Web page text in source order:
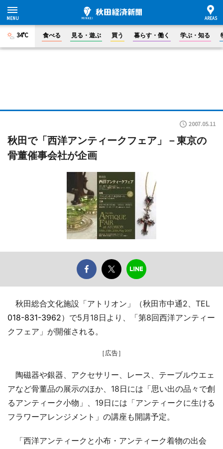
34°C 食べる 見る・遊ぶ 買う 暮らす・働く 学ぶ・知る
2007.05.11
秋田で「西洋アンティークフェア」－東京の
骨董催事会社が企画
秋田総合文化施設「アトリオン」（秋田市中通2、TEL
018-831-3962）で5月18日より、「第8回西洋アンティー
クフェア」が開催される。
［広告］
陶磁器や銀器、アクセサリー、レース、テーブルウエェ
アなど骨董品の展示のほか、18日には「思い出の品々で創
るアンティーク小物」、19日には「アンティークに生ける
フラワーアレンジメント」の講座も開講予定。
「西洋アンティークと小布・アンティーク着物の出会